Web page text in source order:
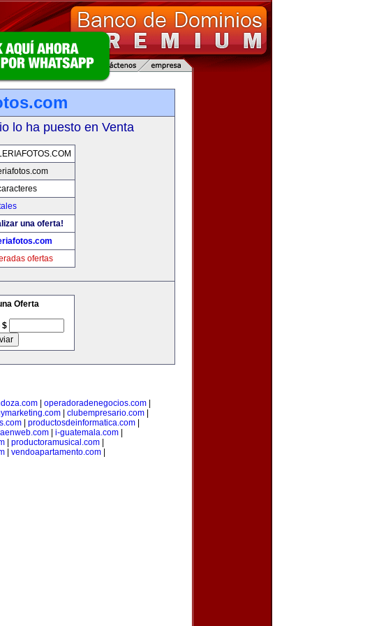
lo ha puesto en Venta
una oferta!
ofertas
Oferta
$
operadoradenegocios.com
clubempresario.com
productosdeinformatica.com
| i-guatemala.com|
productoramusical.com
vendoapartamento.com